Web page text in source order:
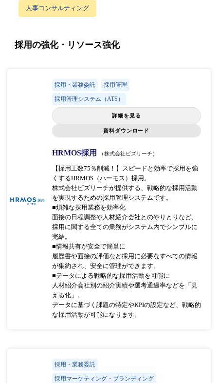
人事コンサルティング
採用の強化・リソース強化
採用・業務委託 採用管理
採用管理システム（ATS）
詳細を見る
資料ダウンロード
HRMOS採用 （株式会社ビズリーチ）
【採用工数75％削減！】スピードと効率で採用を強
くするHRMOS（ハーモス）採用。
株式会社ビズリーチが提供する、戦略的な採用活動
を実現するための採用管理システムです。
■煩雑な採用業務を効率化
面接の日程調整や人材紹介会社とのやりとりなど、
採用に関する全ての業務がシステム内でシンプルに
完結。
■情報共有が安全で簡単に
履歴書や面接の評価など採用に必要なすべての情報
が集約され、安全に管理ができます。
■データによる戦略的な採用活動を可能に
人材紹介会社別の紹介実績や選考通過率などを「見
える化」。
データに基づく課題の特定やKPIの設定など、戦略的
な採用活動が可能になります。
採用・業務委託
採用マーケティング・ブランディング